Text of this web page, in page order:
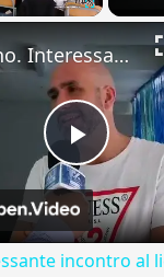
Play
Video
Adrano. Interessante incontro al liceo “Verga” con il prof. Fabio Gamberini. Studenti del Linguistic
incontro al